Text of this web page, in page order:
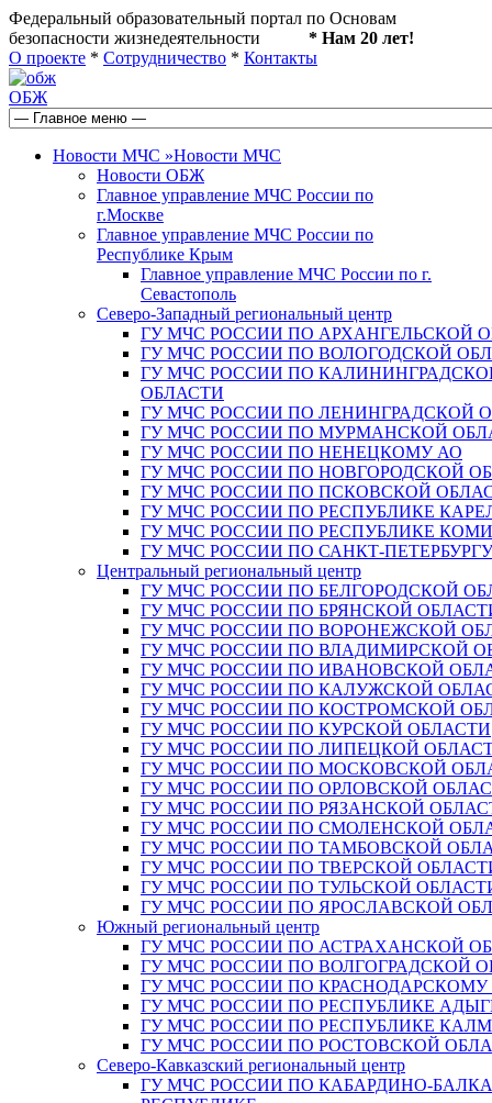
Федеральный образовательный портал по Основам
безопасности жизнедеятельности * Нам 20 лет!
О проекте * Сотрудничество * Контакты
ОБЖ
Новости МЧС »Новости МЧС
Новости ОБЖ
Главное управление МЧС России по
г.Москве
Главное управление МЧС России по
Республике Крым
Главное управление МЧС России по г.
Севастополь
Северо-Западный региональный центр
ГУ МЧС РОССИИ ПО АРХАНГЕЛЬСКОЙ
ГУ МЧС РОССИИ ПО ВОЛОГОДСКОЙ
ГУ МЧС РОССИИ ПО
ОБЛАСТИ
ГУ МЧС РОССИИ ПО ЛЕНИНГРАДСКОЙ
ГУ МЧС РОССИИ ПО МУРМАНСКОЙ
ГУ МЧС РОССИИ ПО НЕНЕЦКОМУ АО
ГУ МЧС РОССИИ ПО НОВГОРОДСКОЙ
ГУ МЧС РОССИИ ПО ПСКОВСКОЙ
ГУ МЧС РОССИИ ПО РЕСПУБЛИКЕ
ГУ МЧС РОССИИ ПО РЕСПУБЛИКЕ КОМИ
ГУ МЧС РОССИИ ПО САНКТ-ПЕТЕРБУРГУ
Центральный региональный центр
ГУ МЧС РОССИИ ПО БЕЛГОРОДСКОЙ
ГУ МЧС РОССИИ ПО БРЯНСКОЙ
ГУ МЧС РОССИИ ПО ВОРОНЕЖСКОЙ
ГУ МЧС РОССИИ ПО ВЛАДИМИРСКОЙ
ГУ МЧС РОССИИ ПО ИВАНОВСКОЙ
ГУ МЧС РОССИИ ПО КАЛУЖСКОЙ
ГУ МЧС РОССИИ ПО КОСТРОМСКОЙ
ГУ МЧС РОССИИ ПО КУРСКОЙ ОБЛАСТИ
ГУ МЧС РОССИИ ПО ЛИПЕЦКОЙ
ГУ МЧС РОССИИ ПО МОСКОВСКОЙ
ГУ МЧС РОССИИ ПО ОРЛОВСКОЙ
ГУ МЧС РОССИИ ПО РЯЗАНСКОЙ
ГУ МЧС РОССИИ ПО СМОЛЕНСКОЙ
ГУ МЧС РОССИИ ПО ТАМБОВСКОЙ
ГУ МЧС РОССИИ ПО ТВЕРСКОЙ
ГУ МЧС РОССИИ ПО ТУЛЬСКОЙ
ГУ МЧС РОССИИ ПО ЯРОСЛАВСКОЙ
Южный региональный центр
ГУ МЧС РОССИИ ПО АСТРАХАНСКОЙ
ГУ МЧС РОССИИ ПО ВОЛГОГРАДСКОЙ
ГУ МЧС РОССИИ ПО
ГУ МЧС РОССИИ ПО РЕСПУБЛИКЕ
ГУ МЧС РОССИИ ПО РЕСПУБЛИКЕ
ГУ МЧС РОССИИ ПО РОСТОВСКОЙ
Северо-Кавказский региональный центр
ГУ МЧС РОССИИ ПО КАБАРДИНО-